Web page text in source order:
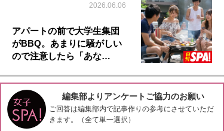
2026.06.06
アパートの前で大学生集団
がBBQ。あまりに騒がしい
ので注意したら「あな…